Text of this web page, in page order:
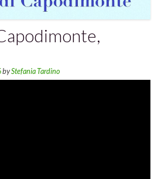
byStefania Tardino